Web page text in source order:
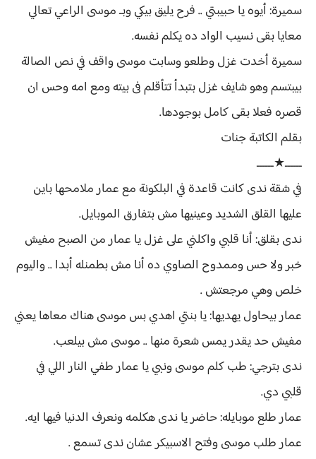
سميرة: أيوه يا حبيبتي .. فرح يليق بيكي وبـ موسى الراعي تعالي
معايا بقى نسيب الواد ده يكلم نفسه.
سميرة أخدت غزل وطلعو وسابت موسى واقف في نص الصالة
بيبتسم وهو شايف غزل بتبدأ تتأقلم فى بيته ومع امه وحس ان
قصره فعلا بقى كامل بوجودها.
بقلم الكاتبة جنات
ــــــ★ــــــ
في شقة ندى كانت قاعدة في البلكونة مع عمار ملامحها باين
عليها القلق الشديد وعينيها مش بتفارق الموبايل.
ندى بقلق: أنا قلبي واكلني على غزل يا عمار من الصبح مفيش
خبر ولا حس وممدوح الصاوي ده أنا مش بطمنله أبدا .. واليوم
خلص وهي مرجعتش .
عمار بيحاول يهديها: يا بنتي اهدي بس موسى هناك معاها يعني
مفيش حد يقدر يمس شعرة منها .. موسى مش بيلعب.
ندى بترجي: طب كلم موسى ونبي يا عمار طفي النار اللي في
قلبي دي.
عمار طلع موبايله: حاضر يا ندى هكلمه ونعرف الدنيا فيها ايه.
عمار طلب موسى وفتح الاسبيكر عشان ندى تسمع .